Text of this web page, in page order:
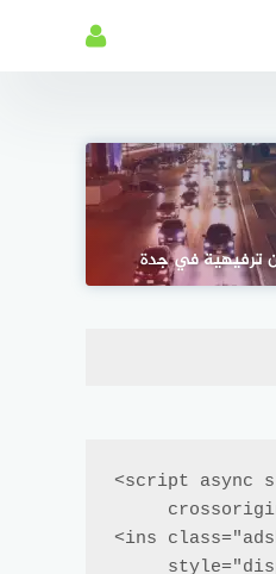
ترفيهية في جدة
<script async
<ins